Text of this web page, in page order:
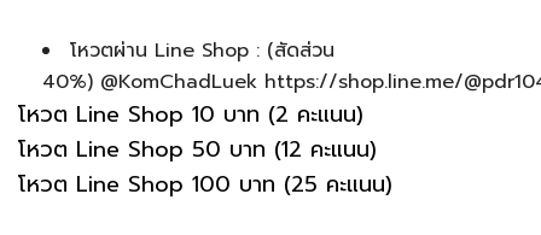
โหวตผ่าน Line Shop : (สัดส่วน
40%) @KomChadLuek https://shop.line.me/
โหวต Line Shop 10 บาท (2 คะแนน)
โหวต Line Shop 50 บาท (12 คะแนน)
โหวต Line Shop 100 บาท (25 คะแนน)